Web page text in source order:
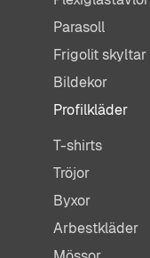
Parasoll
Frigolit skyltar
Bildekor
Profilkläder
T-shirts
Tröjor
Byxor
Arbestkläder